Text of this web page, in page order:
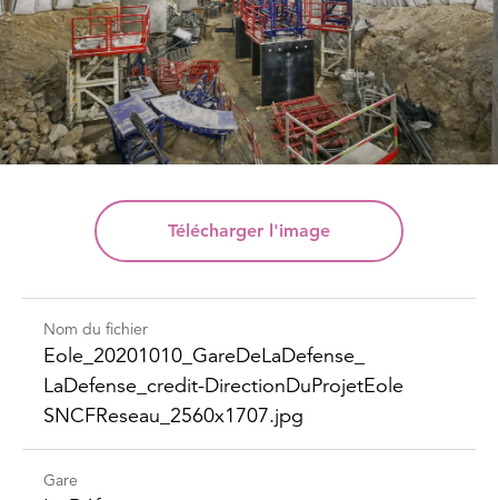
Télécharger l'image
Nom du fichier
Eole_​20201010_​Gare​DeLaDefense_​
LaDefense_​credit-​Direction​DuProjet​Eole​
SNCFReseau_​2560x1707.jpg
Gare